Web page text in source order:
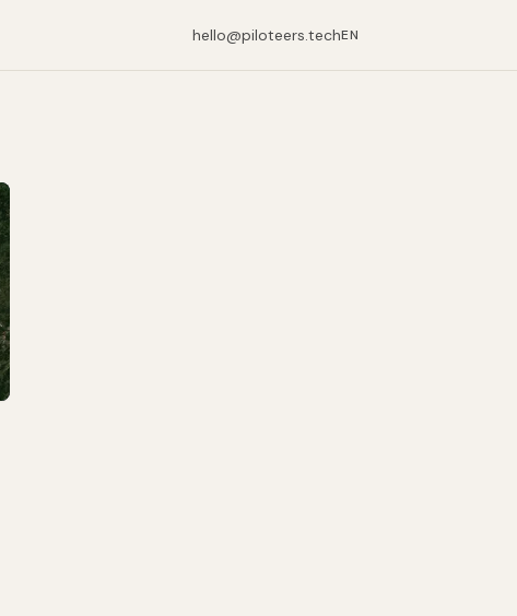
hello@piloteers.techEN